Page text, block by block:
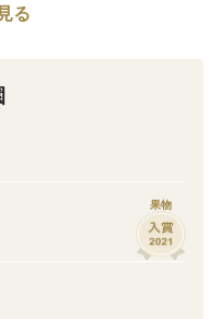
品種の王様
ンポートに使用してい
フルーツとしての相性
す✨
る
果物